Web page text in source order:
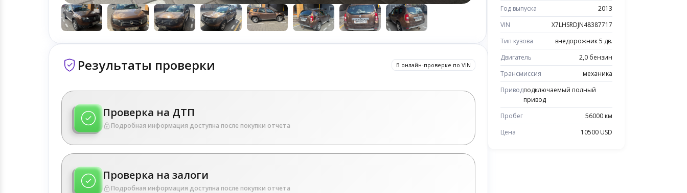
Результаты проверки В онлайн-проверке по VIN
Проверка на ДТП
Подробная информация доступна после покупки отчета
Проверка на залоги
Подробная информация доступна после покупки отчета
Год выпуска
2013
VIN
X7LHSRDJN48387717
Тип кузова
внедорожник 5 дв.
Двигатель
2,0 бензин
Трансмиссия
механика
Приводподключаемый полный
привод
Пробег
56000 км
Цена
10500 USD